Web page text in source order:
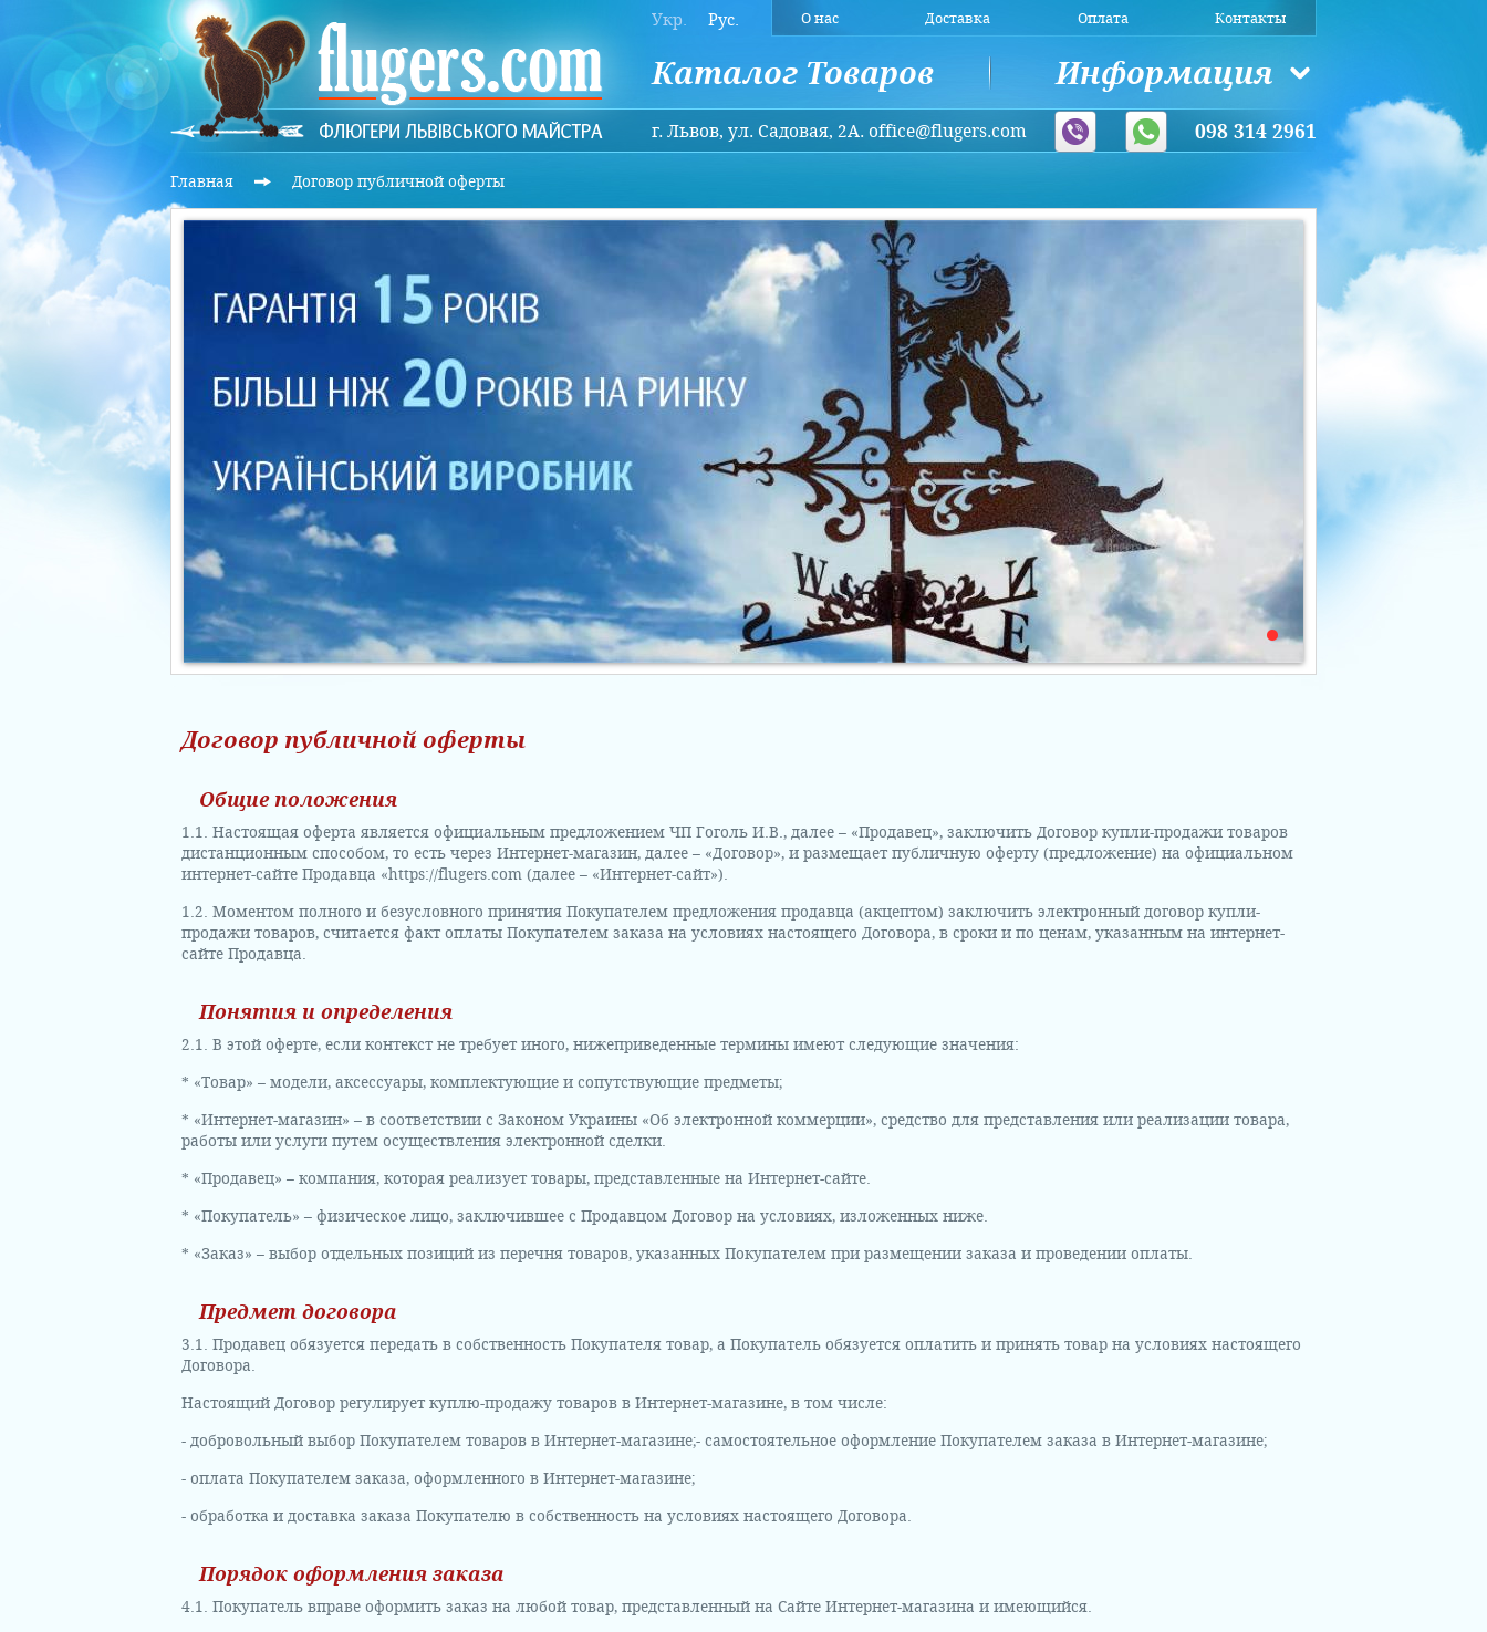
Укр. Рус. О нас Доставка Оплата Контакты
Каталог Товаров Информация
г. Львов, ул. Садовая, 2А. office@flugers.com 098 314 2961
Главная Договор публичной оферты
Договор публичной оферты
Общие положения
1.1. Настоящая оферта является официальным предложением ЧП Гоголь И.В., далее – «Продавец», заключить Договор купли-продажи товаров
дистанционным способом, то есть через Интернет-магазин, далее – «Договор», и размещает публичную оферту (предложение) на официальном
интернет-сайте Продавца «https://flugers.com (далее – «Интернет-сайт»).
1.2. Моментом полного и безусловного принятия Покупателем предложения продавца (акцептом) заключить электронный договор купли-
продажи товаров, считается факт оплаты Покупателем заказа на условиях настоящего Договора, в сроки и по ценам, указанным на интернет-
сайте Продавца.
Понятия и определения
2.1. В этой оферте, если контекст не требует иного, нижеприведенные термины имеют следующие значения:
* «Товар» – модели, аксессуары, комплектующие и сопутствующие предметы;
* «Интернет-магазин» – в соответствии с Законом Украины «Об электронной коммерции», средство для представления или реализации товара,
работы или услуги путем осуществления электронной сделки.
* «Продавец» – компания, которая реализует товары, представленные на Интернет-сайте.
* «Покупатель» – физическое лицо, заключившее с Продавцом Договор на условиях, изложенных ниже.
* «Заказ» – выбор отдельных позиций из перечня товаров, указанных Покупателем при размещении заказа и проведении оплаты.
Предмет договора
3.1. Продавец обязуется передать в собственность Покупателя товар, а Покупатель обязуется оплатить и принять товар на условиях настоящего
Договора.
Настоящий Договор регулирует куплю-продажу товаров в Интернет-магазине, в том числе:
- добровольный выбор Покупателем товаров в Интернет-магазине;- самостоятельное оформление Покупателем заказа в Интернет-магазине;
- оплата Покупателем заказа, оформленного в Интернет-магазине;
- обработка и доставка заказа Покупателю в собственность на условиях настоящего Договора.
Порядок оформления заказа
4.1. Покупатель вправе оформить заказ на любой товар, представленный на Сайте Интернет-магазина и имеющийся.